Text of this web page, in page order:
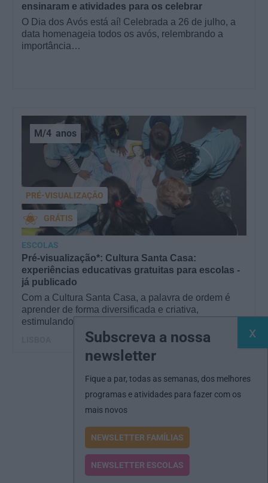
ensinaram e atividades para os celebrar
O Dia dos Avós está aí! Celebrada a 26 de julho, a
data homenageia todos os avós, relembrando a
importância…
Pré-visualização*: Cultura Santa Casa:
experiências educativas gratuitas para escolas -
já publicado
Com a Cultura Santa Casa, a palavra de ordem é
aprender de forma diversificada e criativa,
estimulando o…
M/4 anos
GRÁTIS
PRÉ-VISUALIZAÇÃO
ESCOLAS
Subscreva a nossa
newsletter
Fique a par, todas as semanas, dos melhores
programas e atividades para fazer com os
mais novos
NEWSLETTER FAMÍLIAS
NEWSLETTER ESCOLAS